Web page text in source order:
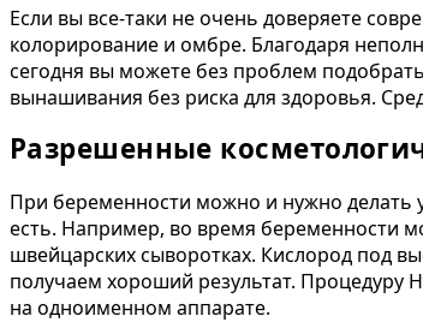
Если вы все-таки не очень доверяете
колорирование и омбре. Благодаря
сегодня вы можете без проблем
вынашивания без риска для здоровья.
Разрешенные
При беременности можно и нужно делать
есть. Например, во время беременности
швейцарских сыворотках. Кислород под
получаем хороший результат. Процедуру
на одноименном аппарате.